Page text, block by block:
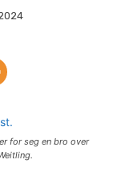
for seg en bro over